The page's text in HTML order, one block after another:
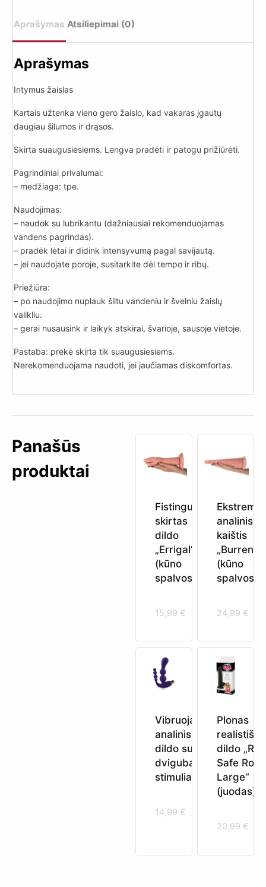
Aprašymas Atsiliepimai (0)
Aprašymas
Intymus žaislas
Kartais užtenka vieno gero žaislo, kad vakaras įgautų
daugiau šilumos ir drąsos.
Skirta suaugusiesiems. Lengva pradėti ir patogu prižiūrėti.
Pagrindiniai privalumai:
– medžiaga: tpe.
Naudojimas:
– naudok su lubrikantu (dažniausiai rekomenduojamas
vandens pagrindas).
– pradėk lėtai ir didink intensyvumą pagal savijautą.
– jei naudojate poroje, susitarkite dėl tempo ir ribų.
Priežiūra:
– po naudojimo nuplauk šiltu vandeniu ir švelniu žaislų
valikliu.
– gerai nusausink ir laikyk atskirai, švarioje, sausoje vietoje.
Pastaba: prekė skirta tik suaugusiesiems.
Nerekomenduojama naudoti, jei jaučiamas diskomfortas.
Panašūs
produktai
Fistingui
skirtas
dildo
„Errigal“
(kūno
spalvos)
15,99 €
analinis
kaištis
„Burren“
(kūno
spalvos)
24,99 €
Vibruojantis
analinis
dildo su
dviguba
stimuliacija
14,99 €
Plonas
dildo
Safe Rod
Large“
(juodas)
20,99 €